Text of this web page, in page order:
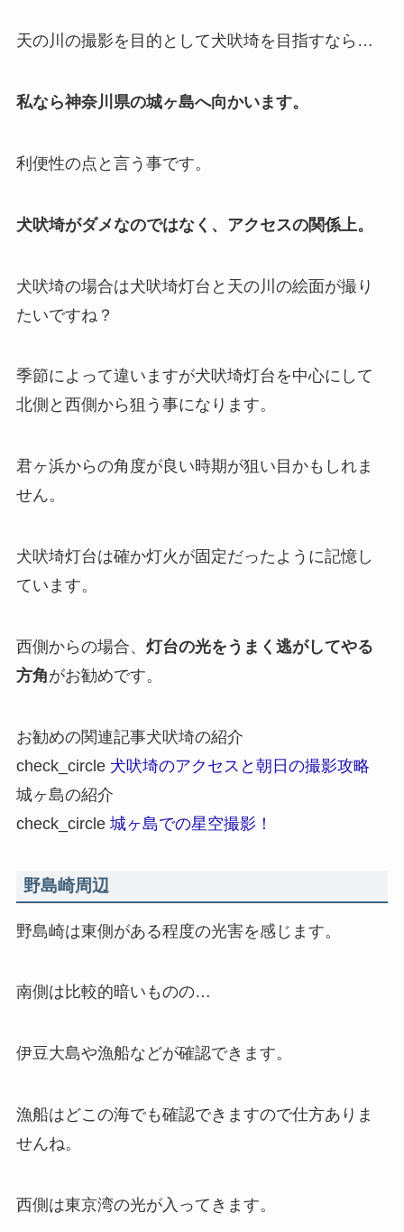
天の川の撮影を目的として犬吠埼を目指すなら…
私なら神奈川県の城ヶ島へ向かいます。
利便性の点と言う事です。
犬吠埼がダメなのではなく、アクセスの関係上。
犬吠埼の場合は犬吠埼灯台と天の川の絵面が撮り
たいですね？
季節によって違いますが犬吠埼灯台を中心にして
北側と西側から狙う事になります。
君ヶ浜からの角度が良い時期が狙い目かもしれま
せん。
犬吠埼灯台は確か灯火が固定だったように記憶し
ています。
西側からの場合、 灯台の光をうまく逃がしてやる
方角がお勧めです。
お勧めの関連記事犬吠埼の紹介
check_circle 犬吠埼のアクセスと朝日の撮影攻略
城ヶ島の紹介
check_circle 城ヶ島での星空撮影！
野島崎周辺
野島崎は東側がある程度の光害を感じます。
南側は比較的暗いものの…
伊豆大島や漁船などが確認できます。
漁船はどこの海でも確認できますので仕方ありま
せんね。
西側は東京湾の光が入ってきます。